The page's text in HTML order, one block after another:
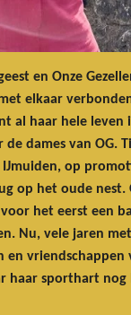
en Onze
elkaar
al haar hele leven
dames van OG.
op
op het oude nest.
het eerst een
Nu, vele jaren
en vriendschappen
haar sporthart